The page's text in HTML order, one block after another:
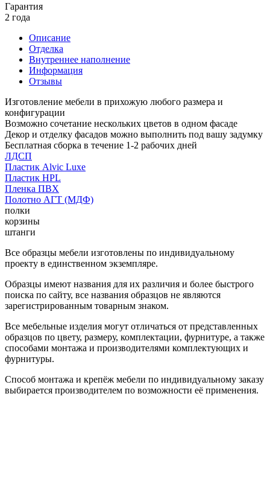
Гарантия
2 года
Описание
Отделка
Внутреннее наполнение
Информация
Отзывы
Изготовление мебели в прихожую любого размера и
конфигурации
Возможно сочетание нескольких цветов в одном фасаде
Декор и отделку фасадов можно выполнить под вашу задумку
Бесплатная сборка в течение 1-2 рабочих дней
ЛДСП
Пластик Alvic Luxe
Пластик HPL
Пленка ПВХ
Полотно АГТ (МДФ)
полки
корзины
штанги
Все образцы мебели изготовлены по индивидуальному
проекту в единственном экземпляре.
Образцы имеют названия для их различия и более быстрого
поиска по сайту, все названия образцов не являются
зарегистрированным товарным знаком.
Все мебельные изделия могут отличаться от представленных
образцов по цвету, размеру, комплектации, фурнитуре, а также
способами монтажа и производителями комплектующих и
фурнитуры.
Способ монтажа и крепёж мебели по индивидуальному заказу
выбирается производителем по возможности её применения.